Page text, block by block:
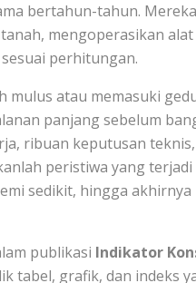
bertahun-tahun.
mengoperasikan
perhitungan.
atau memasuki
panjang sebelum
ribuan keputusan
peristiwa yang terjadi
sedikit, hingga
publikasi Indikator
tabel, grafik, dan indeks